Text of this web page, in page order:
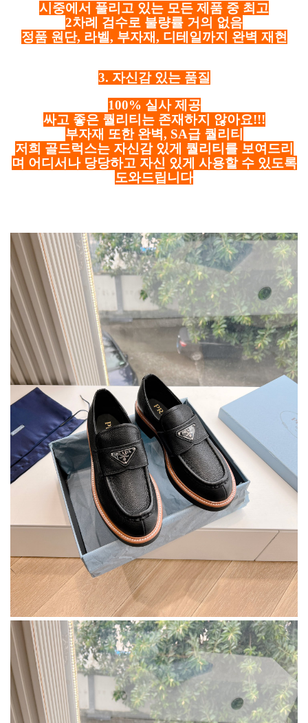
시중에서 풀리고 있는 모든 제품 중 최고
2차례 검수로 불량률 거의 없음
정품 원단, 라벨, 부자재, 디테일까지 완벽 재현
3. 자신감 있는 품질
100% 실사 제공
싸고 좋은 퀄리티는 존재하지 않아요!!!
부자재 또한 완벽, SA급 퀄리티
저희 골드럭스는 자신감 있게 퀄리티를 보여드리
며 어디서나 당당하고 자신 있게 사용할 수 있도록
도와드립니다